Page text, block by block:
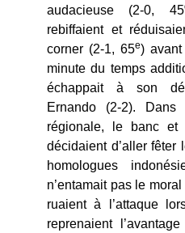
audacieuse (2-0, 45
rebiffaient et
corner (2-1, 65e) avant
minute du temps
échappait à son
Ernando (2-2).
régionale, le banc et
décidaient d’aller fêter
homologues
n’entamait pas le moral
ruaient à l’attaque
reprenaient